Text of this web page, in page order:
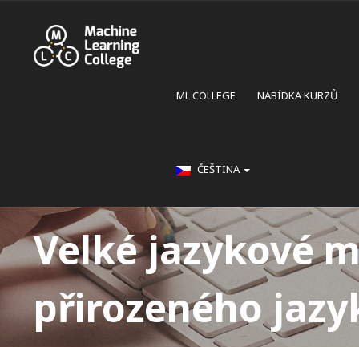
ML COLLEGE NABÍDKA KURZŮ
ČEŠTINA
Velké jazykové
přirozeného